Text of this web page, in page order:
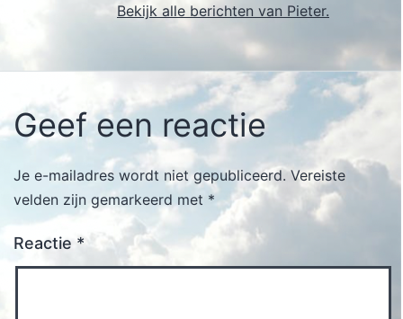
Bekijk alle berichten van Pieter.
Geef een reactie
Je e-mailadres wordt niet gepubliceerd. Vereiste
velden zijn gemarkeerd met *
Reactie *